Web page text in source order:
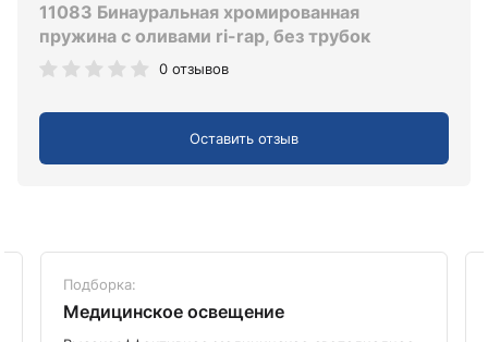
11083 Бинауральная хромированная
пружина с оливами ri-rap, без трубок
0 отзывов
Оставить отзыв
Подборка:
Медицинское освещение